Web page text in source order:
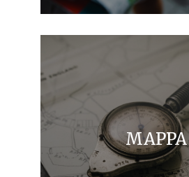
MAPPA